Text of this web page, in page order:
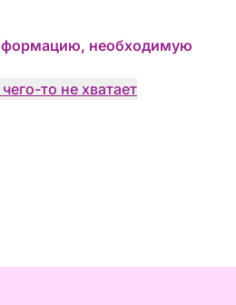
необходимую
то не хватает